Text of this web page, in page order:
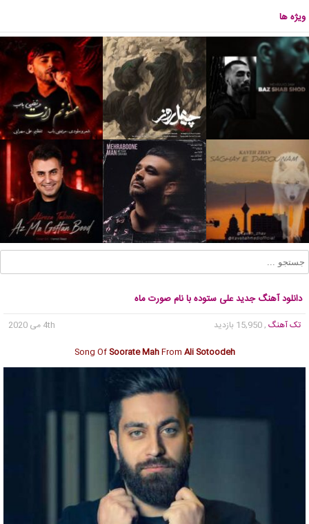
ویژه ها
دانلود آهنگ جدید علی ستوده با نام صورت ماه
تک آهنگ , 15,950 بازدید
4th می 2020
Song Of Soorate MahFrom Ali Sotoodeh